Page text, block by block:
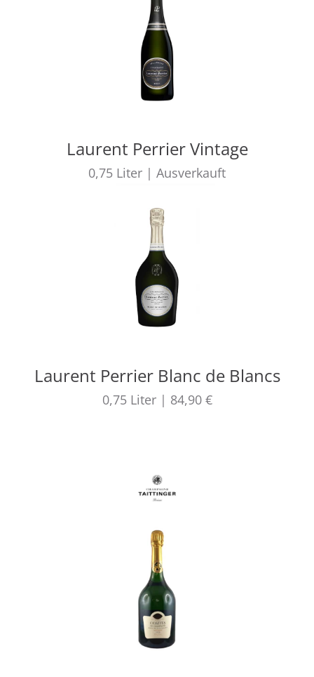
Laurent Perrier Vintage
0,75 Liter | Ausverkauft
Laurent Perrier Blanc de Blancs
0,75 Liter | 84,90 €